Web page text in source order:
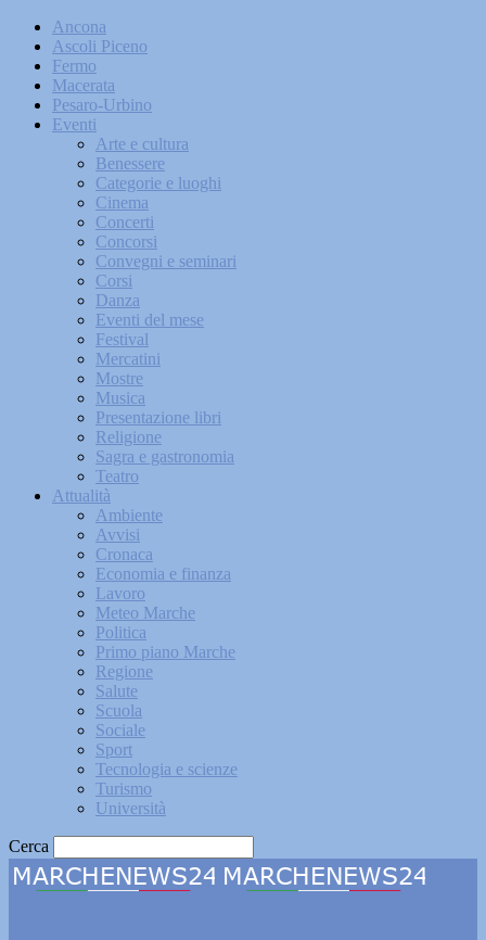
Ancona
Ascoli Piceno
Fermo
Macerata
Pesaro-Urbino
Eventi
Arte e cultura
Benessere
Categorie e luoghi
Cinema
Concerti
Concorsi
Convegni e seminari
Corsi
Danza
Eventi del mese
Festival
Mercatini
Mostre
Musica
Presentazione libri
Religione
Sagra e gastronomia
Teatro
Attualità
Ambiente
Avvisi
Cronaca
Economia e finanza
Lavoro
Meteo Marche
Politica
Primo piano Marche
Regione
Salute
Scuola
Sociale
Sport
Tecnologia e scienze
Turismo
Università
Cerca